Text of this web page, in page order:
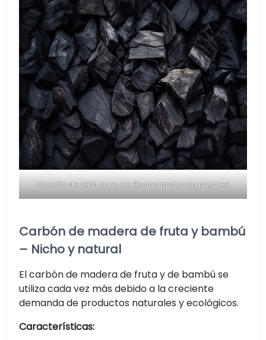
Carbón de leña dura de ébano profundo pngtree
Carbón de madera de fruta y bambú
– Nicho y natural
El carbón de madera de fruta y de bambú se
utiliza cada vez más debido a la creciente
demanda de productos naturales y ecológicos.
Características: